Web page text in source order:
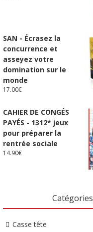
SAN - Écrasez la
concurrence et
asseyez votre
domination sur le
monde
17.00€
CAHIER DE CONGÉS
PAYÉS - 1312* jeux
pour préparer la
rentrée sociale
14.90€
Catégories
Casse tête